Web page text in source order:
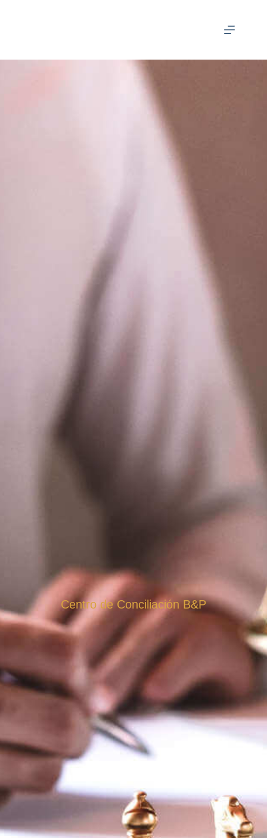
Centro de Conciliación B&P